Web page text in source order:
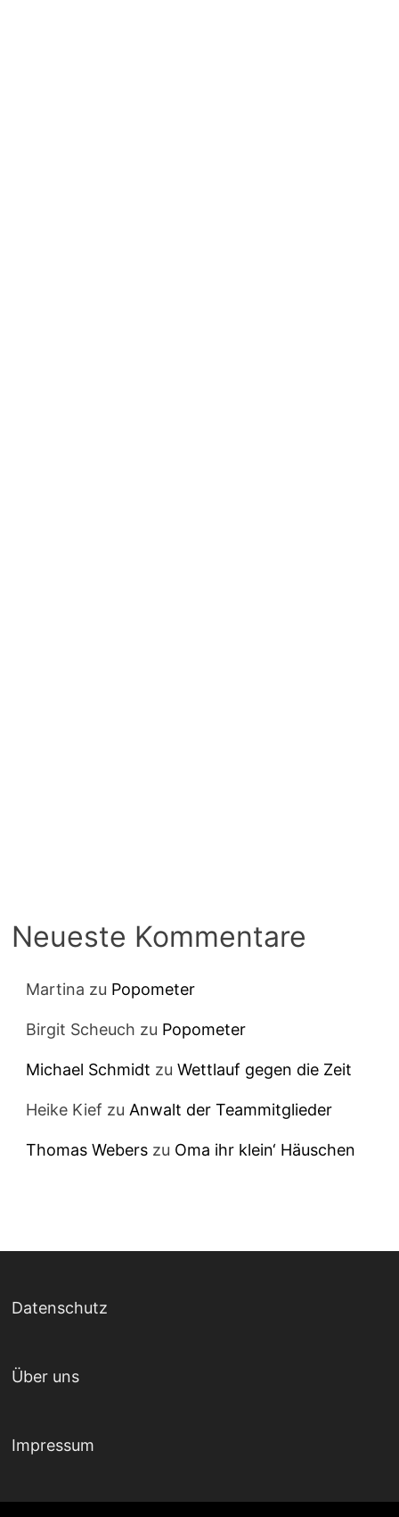
Neueste Kommentare
Martina zu Popometer
Birgit Scheuch zu Popometer
Michael Schmidt zuWettlauf gegen die Zeit
Heike Kief zuAnwalt der Teammitglieder
Thomas Webers zu Oma ihr klein‘ Häuschen
Datenschutz
Über uns
Impressum